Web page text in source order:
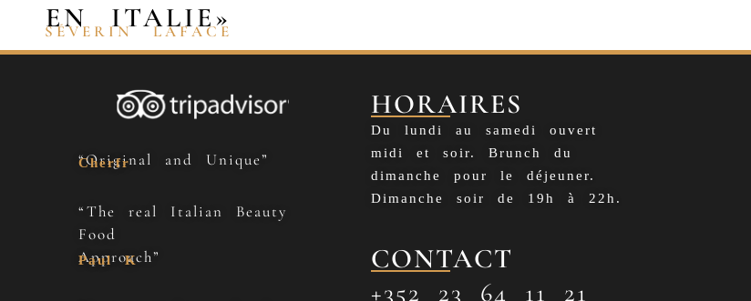
EN ITALIE»
SÉVERIN LAFACE
“Original and Unique”
Cherfr
“The real Italian Beauty
Food
Approach”
Paul K
HORAIRES
Du lundi au samedi ouvert
midi et soir. Brunch du
dimanche pour le déjeuner.
Dimanche soir de 19h à 22h.
CONTACT
+352 23 64 11 21